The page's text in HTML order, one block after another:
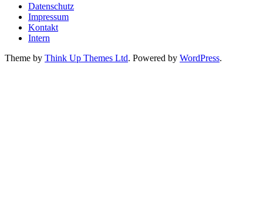
Datenschutz
Impressum
Kontakt
Intern
Theme by Think Up Themes Ltd. Powered by WordPress.